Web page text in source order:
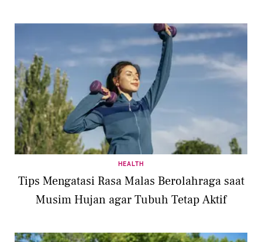
HEALTH
Tips Mengatasi Rasa Malas Berolahraga saat
Musim Hujan agar Tubuh Tetap Aktif